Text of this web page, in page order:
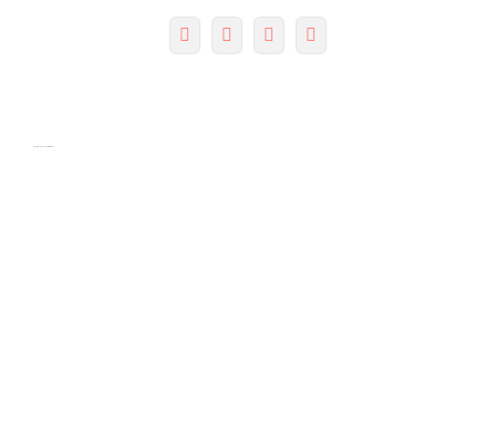
FacebookTwitter Pinterest
electrónico